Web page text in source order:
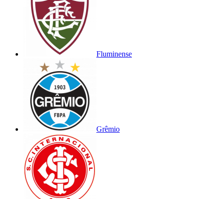
Fluminense
Grêmio